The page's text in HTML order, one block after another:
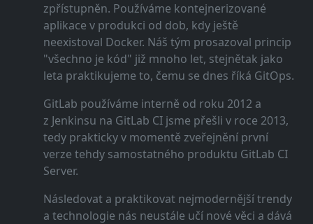
zpřístupněn. Používáme kontejnerizované
aplikace v produkci od dob, kdy ještě
neexistoval Docker. Náš tým prosazoval princip
"všechno je kód" již mnoho let, stejnětak jako
leta praktikujeme to, čemu se dnes říká GitOps.
GitLab používáme interně od roku 2012 a
z Jenkinsu na GitLab CI jsme přešli v roce 2013,
tedy prakticky v momentě zveřejnění první
verze tehdy samostatného produktu GitLab CI
Server.
Následovat a praktikovat nejmodernější trendy
a technologie nás neustále učí nové věci a dává